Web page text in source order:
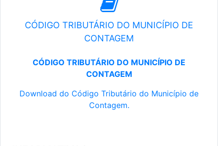
CÓDIGO TRIBUTÁRIO DO MUNICÍPIO DE
CONTAGEM
CÓDIGO TRIBUTÁRIO DO MUNICÍPIO DE
CONTAGEM
Download do Código Tributário do Município de
Contagem.